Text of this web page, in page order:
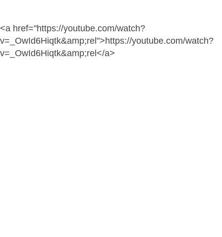
<a href="https://youtube.com/watch?
v=_OwId6Hiqtk&amp;rel">https://youtube.com/watch?
v=_OwId6Hiqtk&amp;rel</a>